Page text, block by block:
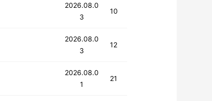
2026.08.0
3
10
2026.08.0
3
12
2026.08.0
1
21